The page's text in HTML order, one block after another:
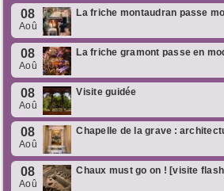
08
Aoû
La friche montaudran passe
08
Aoû
La friche gramont passe en
08
Aoû
Visite guidée
08
Aoû
Chapelle de la grave :
08
Aoû
Chaux must go on ! [visite